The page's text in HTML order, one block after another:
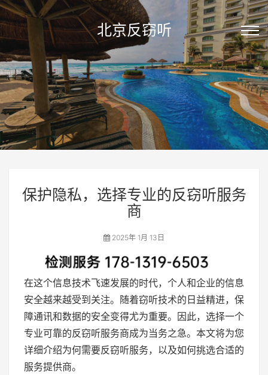
北京反窃听
保护隐私，选择专业的反窃听服务
商
2025年 1月 13日
在这个信息技术飞速发展的时代，个人和企业的信息
安全越来越受到关注。随着窃听技术的日益精进，保
障通讯和数据的安全变得尤为重要。因此，选择一个
专业可靠的反窃听服务商成为当务之急。本文将为您
详细介绍为何需要反窃听服务，以及如何挑选合适的
服务提供商。